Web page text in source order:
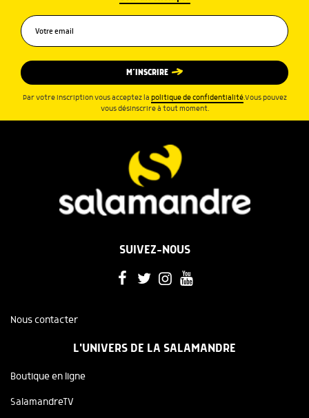
M’INSCRIRE
Par votre inscription vous acceptez la politique de confidentialité.Vous pouvez
vous désinscrire à tout moment.
SUIVEZ-NOUS
Nous contacter
L'UNIVERS DE LA SALAMANDRE
Boutique en ligne
SalamandreTV